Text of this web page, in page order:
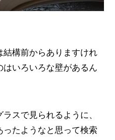
結構前からありますけれ
いろいろな壁があるん
スで見られるように、
たようなと思って検索